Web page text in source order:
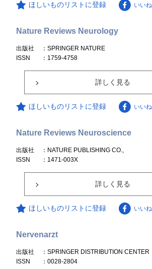
ほしいものリストに登録 いいね
Nature Reviews Neurology
出版社
：SPRINGER NATURE
ISSN
：1759-4758
詳しく見る
ほしいものリストに登録 いいね
Nature Reviews Neuroscience
出版社
：NATURE PUBLISHING CO.,
ISSN
：1471-003X
詳しく見る
ほしいものリストに登録 いいね
Nervenarzt
出版社
：SPRINGER DISTRIBUTION CENTER
ISSN
：0028-2804